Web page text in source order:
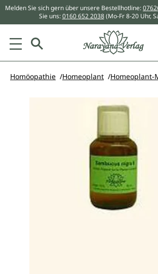
springen
Melden Sie sich gern über unsere Bestellhotline:
Sie uns:0160 652 2038 (Mo-Fr 8-20 Uhr,
Homöopathie Homeoplant Homeoplant-
Bildergalerie überspringen